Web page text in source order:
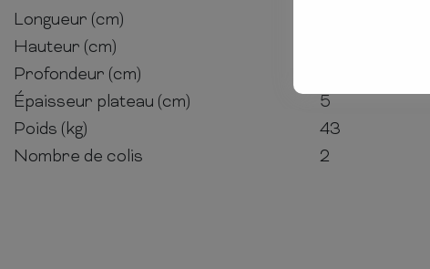
Longueur (cm)
Hauteur (cm)
Profondeur (cm)
Épaisseur plateau (cm)
5
Poids (kg)
43
Nombre de colis
2